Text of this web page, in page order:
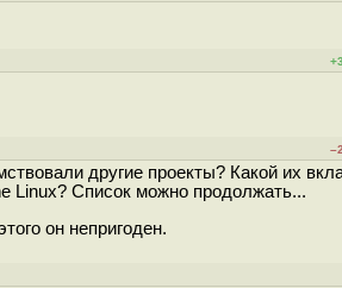
+3
–2
другие проекты? Какой их
Linux? Список можно продолжать...
он непригоден.